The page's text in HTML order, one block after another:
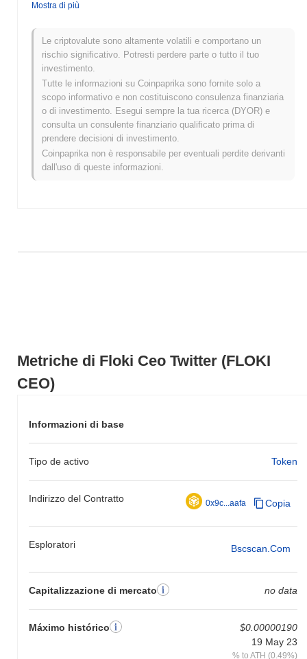
Metriche di Floki Ceo Twitter (FLOKI
CEO)
Informazioni di base
Tipo de activo Token
Indirizzo del Contratto 0x9c...aafa Copia
Esploratori Bscscan.com
Capitalizzazione di mercato no data
Máximo histórico
$0.00000190
19 May 23
% to ATH (0.49%)
attesta a$0.00
Qual è lo storico della fascia di prezzo di Floki Ceo
Twitter?
Massimo Storico (ATH):
Minimo Storico (ATL):$0.00
Floki Ceo Twitter è attualmente scambiato ~0.49% al di sotto del
suo ATH .
Come si sta comportando Floki Ceo Twitter
rispetto al mercato crypto più ampio?
Mostra di più
Le criptovalute sono altamente volatili e comportano un
rischio significativo. Potresti perdere parte o tutto il tuo
investimento.
Tutte le informazioni su Coinpaprika sono fornite solo a
scopo informativo e non costituiscono consulenza finanziaria
o di investimento. Esegui sempre la tua ricerca (DYOR) e
consulta un consulente finanziario qualificato prima di
prendere decisioni di investimento.
Coinpaprika non è responsabile per eventuali perdite derivanti
dall'uso di queste informazioni.